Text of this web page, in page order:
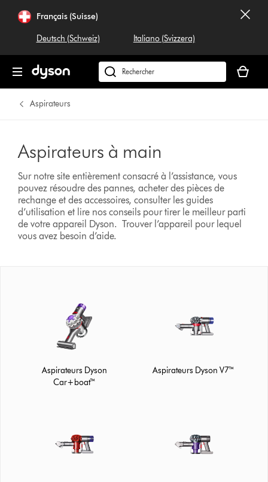
Français (Suisse)
Deutsch (Schweiz) Italiano (Svizzera)
Rechercher
dyson.ch
panier
est
Aspirateurs
Aspirateurs à main
Sur notre site entièrement consacré à l’assistance, vous
pouvez résoudre des pannes, acheter des pièces de
rechange et des accessoires, consulter les guides
d’utilisation et lire nos conseils pour tirer le meilleur parti
de votre appareil Dyson.Trouver l’appareil pour lequel
vous avez besoin d’aide.
Aspirateurs Dyson
Car+boat™
Aspirateurs Dyson V7™